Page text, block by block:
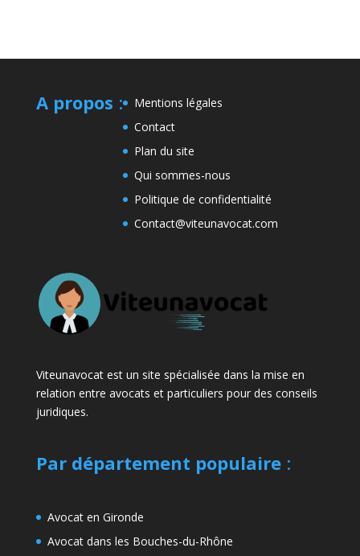
A propos :
Mentions légales
Contact
Plan du site
Qui sommes-nous
Politique de confidentialité
Contact@viteunavocat.com
Viteunavocat est un site spécialisée dans la mise en
relation entre avocats et particuliers pour des conseils
juridiques.
Par département populaire:
Avocat en Gironde
Avocat dans les Bouches-du-Rhône